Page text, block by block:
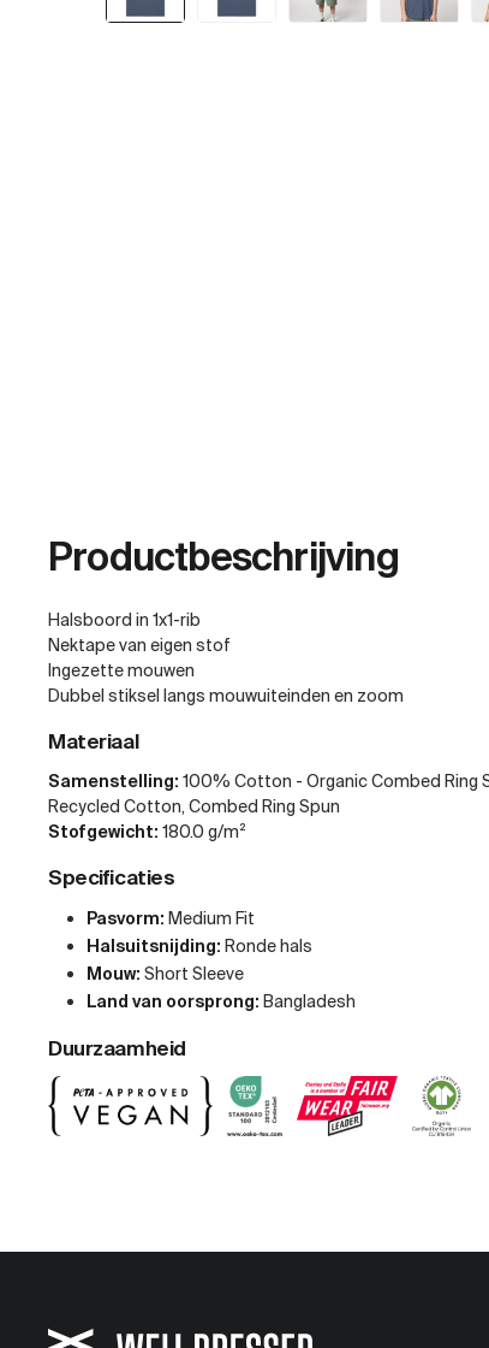
Productbeschrijving
Halsboord in 1x1-rib
Nektape van eigen stof
Ingezette mouwen
Dubbel stiksel langs mouwuiteinden en zoom
Materiaal
Samenstelling: 100% Cotton - Organic Combed Ring
Recycled Cotton, Combed Ring Spun
Stofgewicht: 180.0 g/m²
Specificaties
Pasvorm: Medium Fit
Halsuitsnijding: Ronde hals
Mouw: Short Sleeve
Land van oorsprong: Bangladesh
Duurzaamheid